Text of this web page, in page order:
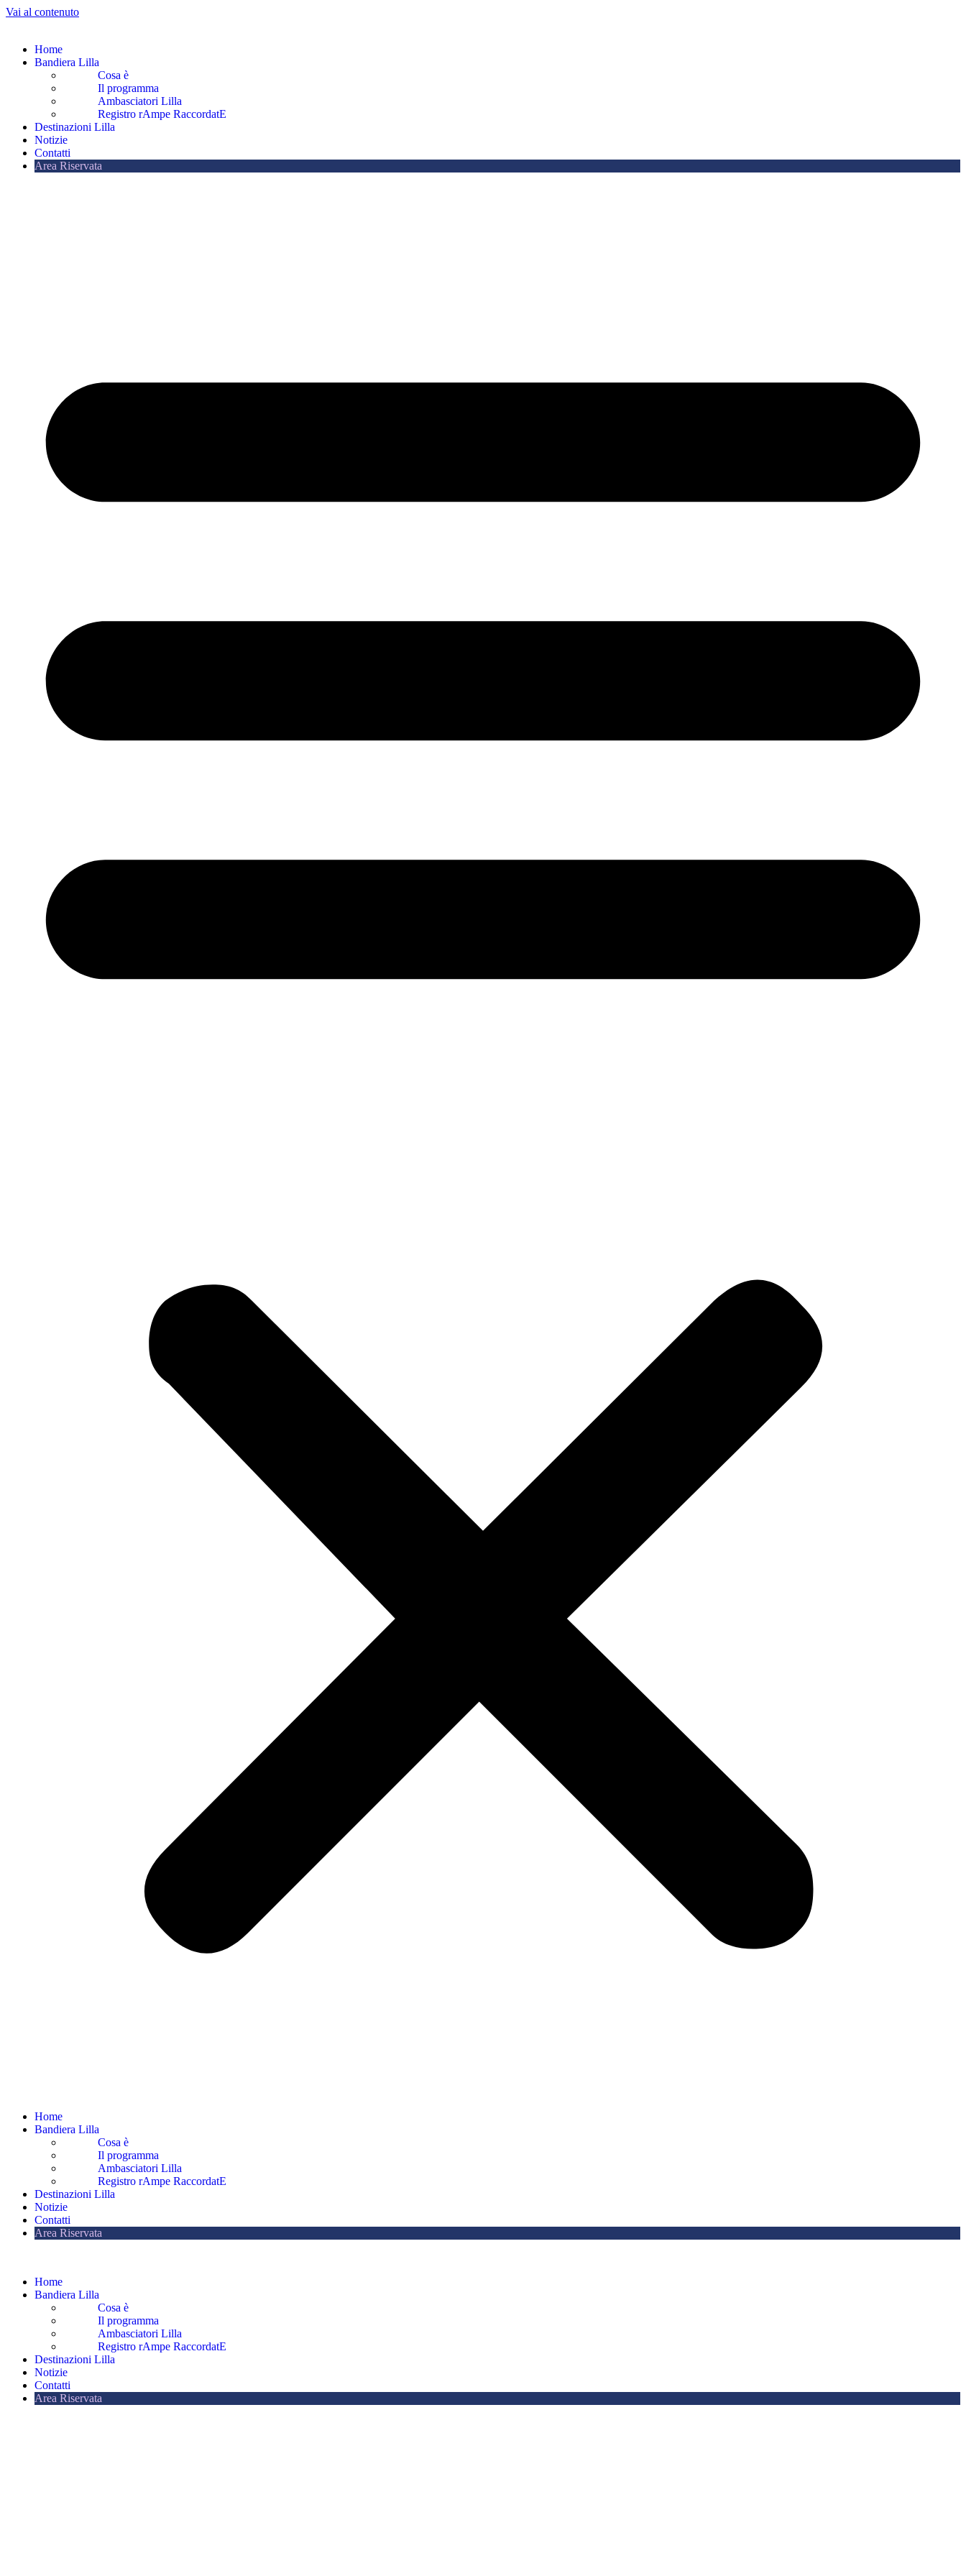
Vai al contenuto
Home
Bandiera Lilla
Cosa è
Il programma
Ambasciatori Lilla
Registro rAmpe RaccordatE
Destinazioni Lilla
Notizie
Contatti
Area Riservata
Home
Bandiera Lilla
Cosa è
Il programma
Ambasciatori Lilla
Registro rAmpe RaccordatE
Destinazioni Lilla
Notizie
Contatti
Area Riservata
Home
Bandiera Lilla
Cosa è
Il programma
Ambasciatori Lilla
Registro rAmpe RaccordatE
Destinazioni Lilla
Notizie
Contatti
Area Riservata